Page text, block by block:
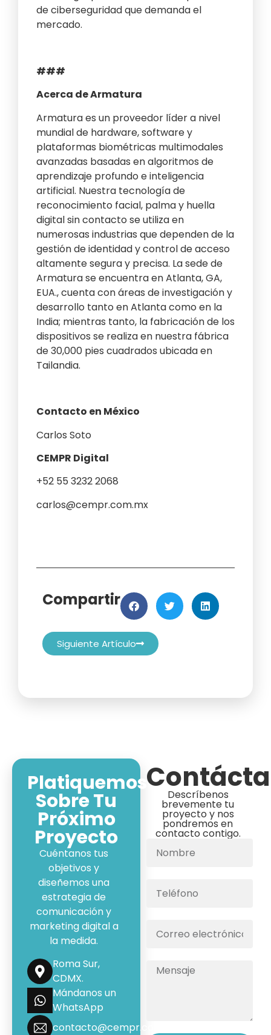
de ciberseguridad que demanda el
mercado.
###
Acerca de Armatura
Armatura es un proveedor líder a nivel
mundial de hardware, software y
plataformas biométricas multimodales
avanzadas basadas en algoritmos de
aprendizaje profundo e inteligencia
artificial. Nuestra tecnología de
reconocimiento facial, palma y huella
digital sin contacto se utiliza en
numerosas industrias que dependen de la
gestión de identidad y control de acceso
altamente segura y precisa. La sede de
Armatura se encuentra en Atlanta, GA,
EUA., cuenta con áreas de investigación y
desarrollo tanto en Atlanta como en la
India; mientras tanto, la fabricación de los
dispositivos se realiza en nuestra fábrica
de 30,000 pies cuadrados ubicada en
Tailandia.
Contacto en México
Carlos Soto
CEMPR Digital
+52 55 3232 2068
carlos@cempr.com.mx
Compartir
Siguiente Artículo
Platiquemos
Sobre Tu
Próximo
Proyecto
Cuéntanos tus
objetivos y
diseñemos una
estrategia de
comunicación y
marketing digital a
la medida.
Roma Sur,
CDMX.
Mándanos un
WhatsApp
contacto@cempr.com.mx
Descríbenos
brevemente tu
proyecto y nos
pondremos en
contacto contigo.